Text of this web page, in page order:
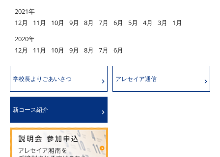
2021年
12月
11月 10月 9月 8月 7月 6月 5月 4月 3月
1月
2020年
12月
11月 10月 9月 8月 7月 6月
学校長よりごあいさつ アレセイア通信
新コース紹介